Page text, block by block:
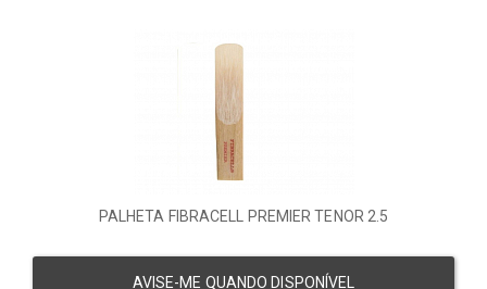
PALHETA FIBRACELL PREMIER TENOR 2.5
AVISE-ME QUANDO DISPONÍVEL